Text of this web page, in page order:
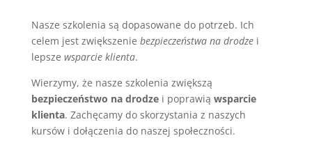
Nasze szkolenia są dopasowane do potrzeb. Ich
celem jest zwiększenie bezpieczeństwa na drodzei
lepsze wsparcie klienta.
Wierzymy, że nasze szkolenia zwiększą
bezpieczeństwo na drodzei poprawią wsparcie
klienta. Zachęcamy do skorzystania z naszych
kursów i dołączenia do naszej społeczności.